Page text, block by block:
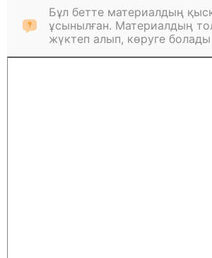
Бұл бетте материалдың
ұсынылған. Материалдың
жүктеп алып, көруге болады